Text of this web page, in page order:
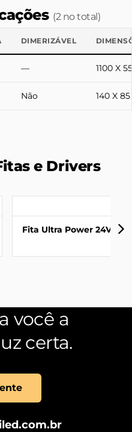
(2 no total)
DIMERIZÁVEL
— 1100 X
Não 140 X
e Drivers
Fita Ultra Power 24V
você a
certa.